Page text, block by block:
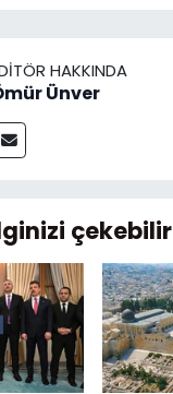
HAKKINDA
Ünver
çekebilir